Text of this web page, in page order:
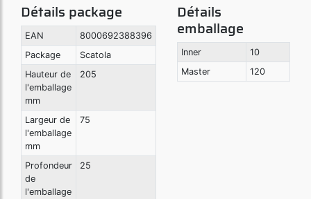
Détails package
EAN
8000692388396
Package
Scatola
Hauteur de
l'emballage
mm
205
Largeur de
l'emballage
mm
75
Profondeur
de
l'emballage
25
Détails
emballage
Inner
10
Master
120